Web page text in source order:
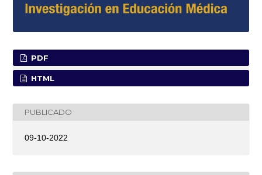
PDF
HTML
PUBLICADO
09-10-2022